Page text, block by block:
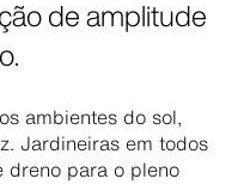
de amplitude
ambientes do sol,
Jardineiras em todos
dreno para o pleno